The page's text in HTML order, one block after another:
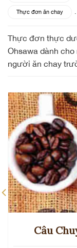
Thực đơn ăn chay .
Thực đơn thực
Ohsawa dành
người ăn chay
Câu